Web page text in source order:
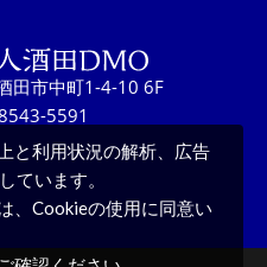
田市中町1-4-10 6F
5591
と利用状況の解析、広告
ています。
、Cookieの使用に同意い